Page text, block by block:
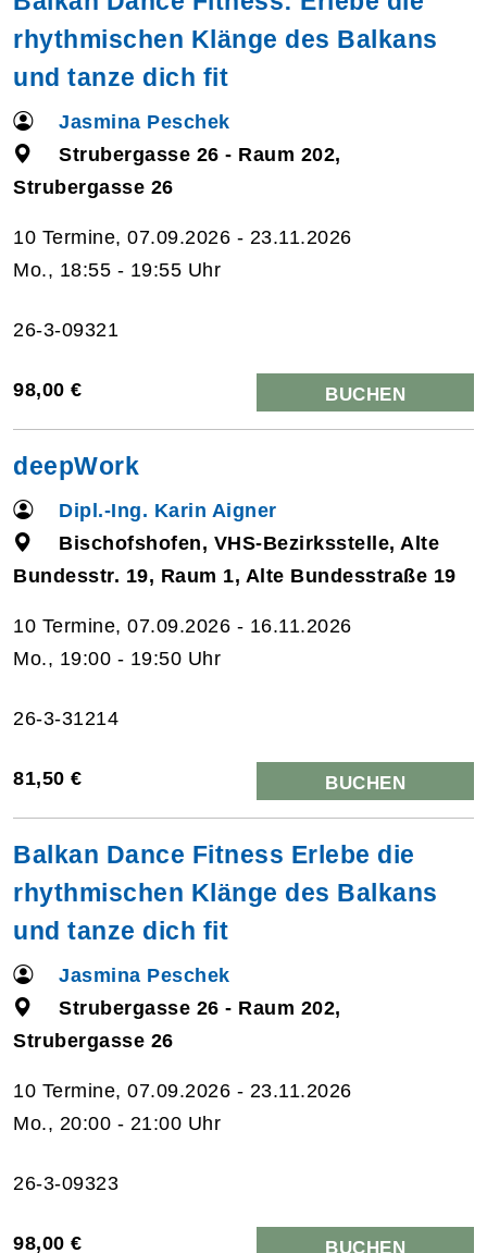
rhythmischen Klänge des Balkans
und tanze dich fit
Jasmina Peschek
Strubergasse 26 - Raum 202,
Strubergasse 26
10 Termine, 07.09.2026 - 23.11.2026
Mo., 18:55 - 19:55 Uhr
26-3-09321
98,00 € BUCHEN
deepWork
Dipl.-Ing. Karin Aigner
Bischofshofen, VHS-Bezirksstelle, Alte
Bundesstr. 19, Raum 1, Alte Bundesstraße 19
10 Termine, 07.09.2026 - 16.11.2026
Mo., 19:00 - 19:50 Uhr
26-3-31214
81,50 € BUCHEN
Balkan Dance Fitness Erlebe die
rhythmischen Klänge des Balkans
und tanze dich fit
Jasmina Peschek
Strubergasse 26 - Raum 202,
Strubergasse 26
10 Termine, 07.09.2026 - 23.11.2026
Mo., 20:00 - 21:00 Uhr
26-3-09323
98,00 € BUCHEN